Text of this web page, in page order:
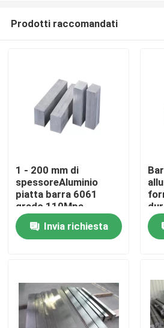
Prodotti
Prodotti raccomandati
1 - 200 mm di
spessoreAluminio
piatta barra 6061
grado 110Mpa
resistenza al
rendimentoInvia richiesta
-